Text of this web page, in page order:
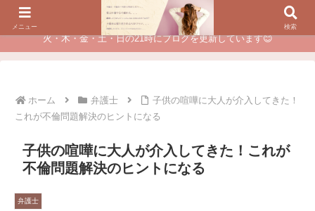
夫に不倫されたつらい経験が、あなたのチャンスに変わるカウンセリング
火・木・金・土・日の21時にブログを更新しています😊
ホーム 弁護士
子供の喧嘩に大人が介入してきた！
これが不倫問題解決のヒントになる
子供の喧嘩に大人が介入してきた！これが
不倫問題解決のヒントになる
弁護士
メニュー 検索